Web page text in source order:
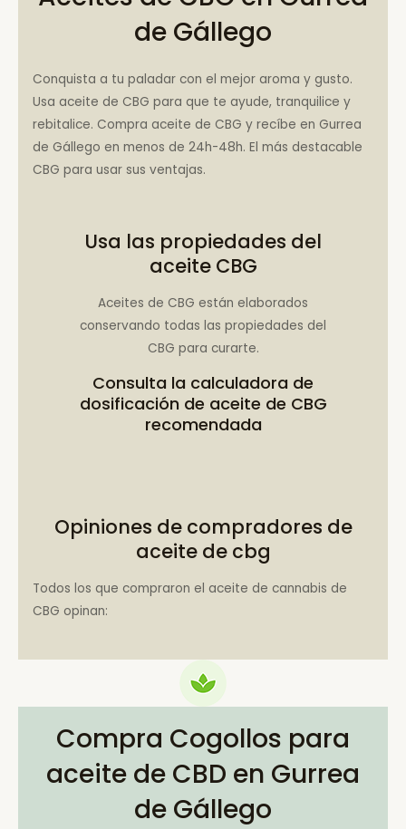
de Gállego
Conquista a tu paladar con el mejor aroma y gusto.
Usa aceite de CBG para que te ayude, tranquilice y
rebitalice. Compra aceite de CBG y recíbe en Gurrea
de Gállego en menos de 24h-48h. El más destacable
CBG para usar sus ventajas.
Usa las propiedades del
aceite CBG
Aceites de CBG están elaborados
conservando todas las propiedades del
CBG para curarte.
Consulta la calculadora de
dosificación de aceite de CBG
recomendada
Opiniones de compradores de
aceite de cbg
Todos los que compraron el aceite de cannabis de
CBG opinan:
Compra Cogollos para
aceite de CBD en Gurrea
de Gállego